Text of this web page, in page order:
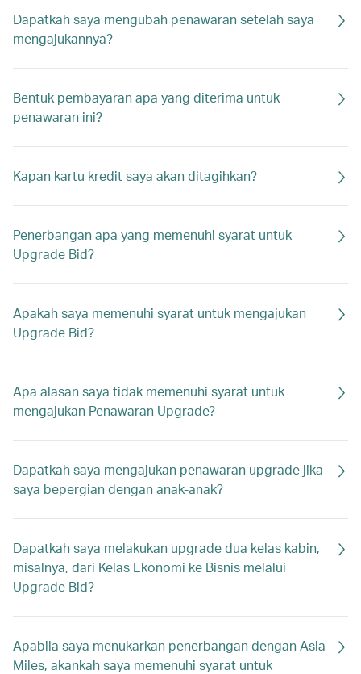
Dapatkah saya mengubah penawaran setelah saya
mengajukannya?
Bentuk pembayaran apa yang diterima untuk
penawaran ini?
Kapan kartu kredit saya akan ditagihkan?
Penerbangan apa yang memenuhi syarat untuk
Upgrade Bid?
Apakah saya memenuhi syarat untuk mengajukan
Upgrade Bid?
Apa alasan saya tidak memenuhi syarat untuk
mengajukan Penawaran Upgrade?
Dapatkah saya mengajukan penawaran upgrade jika
saya bepergian dengan anak-anak?
Dapatkah saya melakukan upgrade dua kelas kabin,
misalnya, dari Kelas Ekonomi ke Bisnis melalui
Upgrade Bid?
Apabila saya menukarkan penerbangan dengan Asia
Miles, akankah saya memenuhi syarat untuk